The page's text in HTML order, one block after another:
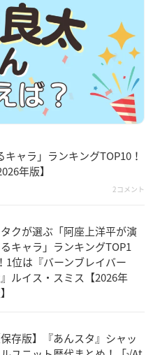
ャラ」ランキングTOP10！
年版】
2コメント
クが選ぶ「阿座上洋平が演
キャラ」ランキングTOP1
1位は『バーンブレイバー
ルイス・スミス【2026年
保存版】『あんスタ』シャッ